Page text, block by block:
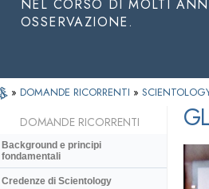
NEL CORSO DI MOLTI
OSSERVAZIONE.
» DOMANDE RICORRENTI »
DOMANDE RICORRENTI
Background e principi
fondamentali
Credenze di Scientology